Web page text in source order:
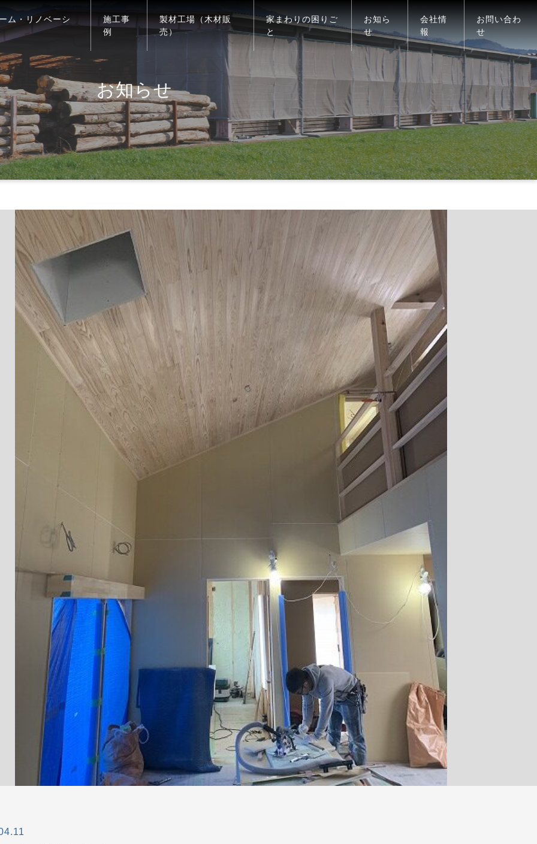
ム・リノベーシ
施工事
例
製材工場（木材販
売）
家まわりの困りご
と
お知ら
せ
会社情
報
お問い合わ
せ
お知らせ